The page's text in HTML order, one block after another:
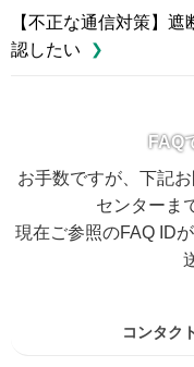
【不正な通信対策】
認したい
FAQ
お手数ですが、下記
センターま
現在ご参照のFAQ ID
コンタク